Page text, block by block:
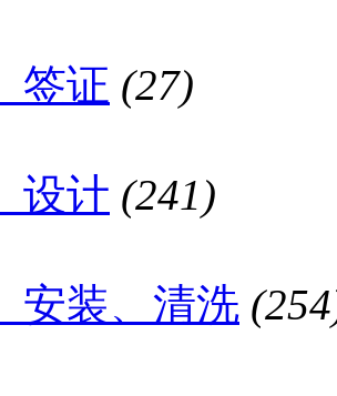
签证 (27)
设计 (241)
安装、清洗